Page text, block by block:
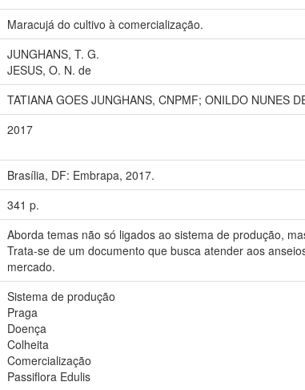
Maracujá do cultivo à comercialização.
JUNGHANS, T. G.
JESUS, O. N. de
TATIANA GOES JUNGHANS, CNPMF; ONILDO NUNES
2017
Brasília, DF: Embrapa, 2017.
341 p.
Aborda temas não só ligados ao sistema de produção,
Trata-se de um documento que busca atender aos
mercado.
Sistema de produção
Praga
Doença
Colheita
Comercialização
Passiflora Edulis